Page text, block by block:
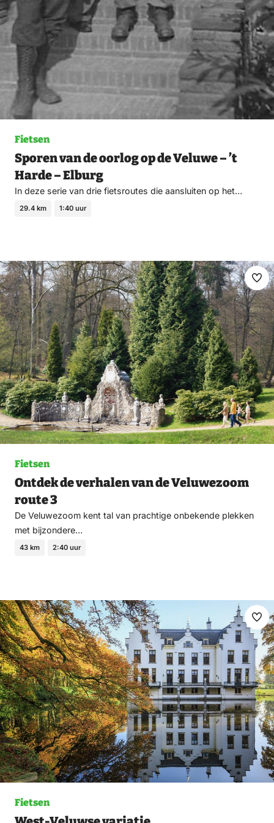
Fietsen
Sporen van de oorlog op de Veluwe – ’t
Harde – Elburg
In deze serie van drie fietsroutes die aansluiten op het…
29.4 km 1:40 uur
Fietsen
Ontdek de verhalen van de Veluwezoom
route 3
De Veluwezoom kent tal van prachtige onbekende plekken
met bijzondere…
43 km 2:40 uur
Fietsen